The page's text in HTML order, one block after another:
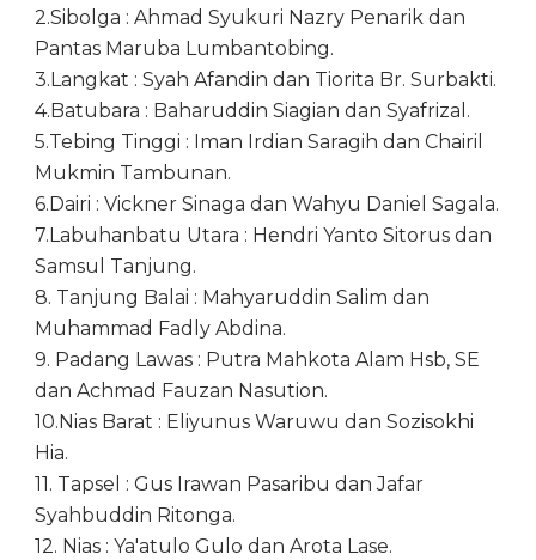
2.Sibolga : Ahmad Syukuri Nazry Penarik dan
Pantas Maruba Lumbantobing.
3.Langkat : Syah Afandin dan Tiorita Br. Surbakti.
4.Batubara : Baharuddin Siagian dan Syafrizal.
5.Tebing Tinggi : Iman Irdian Saragih dan Chairil
Mukmin Tambunan.
6.Dairi : Vickner Sinaga dan Wahyu Daniel Sagala.
7.Labuhanbatu Utara : Hendri Yanto Sitorus dan
Samsul Tanjung.
8. Tanjung Balai : Mahyaruddin Salim dan
Muhammad Fadly Abdina.
9. Padang Lawas : Putra Mahkota Alam Hsb, SE
dan Achmad Fauzan Nasution.
10.Nias Barat : Eliyunus Waruwu dan Sozisokhi
Hia.
11. Tapsel : Gus Irawan Pasaribu dan Jafar
Syahbuddin Ritonga.
12. Nias : Ya'atulo Gulo dan Arota Lase.